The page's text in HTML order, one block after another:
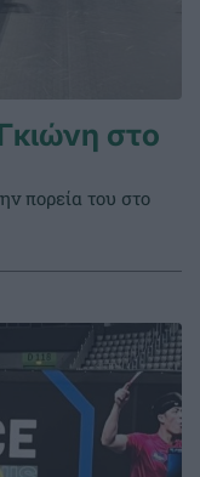
στο
πορεία του στο